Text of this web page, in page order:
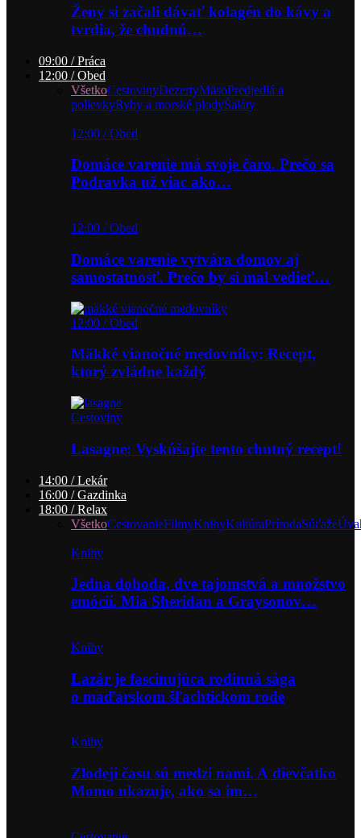
Ženy si začali dávať kolagén do kávy a
tvrdia, že chudnú…
09:00 / Práca
12:00 / Obed
VšetkoCestovinyDezertyMäsoPredjedlá a
polievkyRyby a morské plodyŠaláty
12:00 / Obed
Domáce varenie má svoje čaro. Prečo sa
Podravka už viac ako…
12:00 / Obed
Domáce varenie vytvára domov aj
samostatnosť. Prečo by si mal vedieť…
12:00 / Obed
Mäkké vianočné medovníky: Recept,
ktorý zvládne každý
Cestoviny
Lasagne: Vyskúšajte tento chutný recept!
14:00 / Lekár
16:00 / Gazdinka
18:00 / Relax
VšetkoCestovanieFilmyKnihyKultúraPrírodaSúťaže
Knihy
Jedna dohoda, dve tajomstvá a množstvo
emócií. Mia Sheridan a Graysonov…
Knihy
Lazár je fascinujúca rodinná sága
o maďarskom šľachtickom rode
Knihy
Zlodeji času sú medzi nami. A dievčatko
Momo ukazuje, ako sa im…